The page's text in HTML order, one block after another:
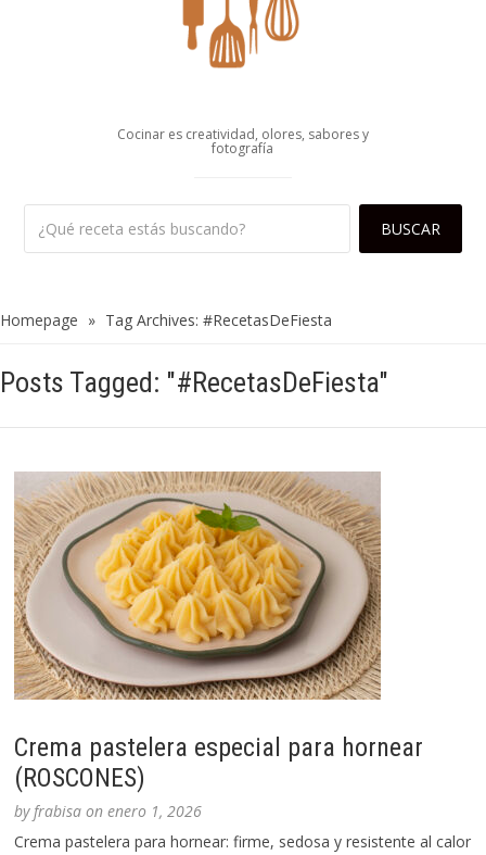
Cocinar es creatividad, olores, sabores y
fotografía
Homepage » Tag Archives: #RecetasDeFiesta
Posts Tagged: "#RecetasDeFiesta"
Crema pastelera especial para hornear
(ROSCONES)
byfrabisa onenero 1, 2026
Crema pastelera para hornear: firme, sedosa y resistente al calor